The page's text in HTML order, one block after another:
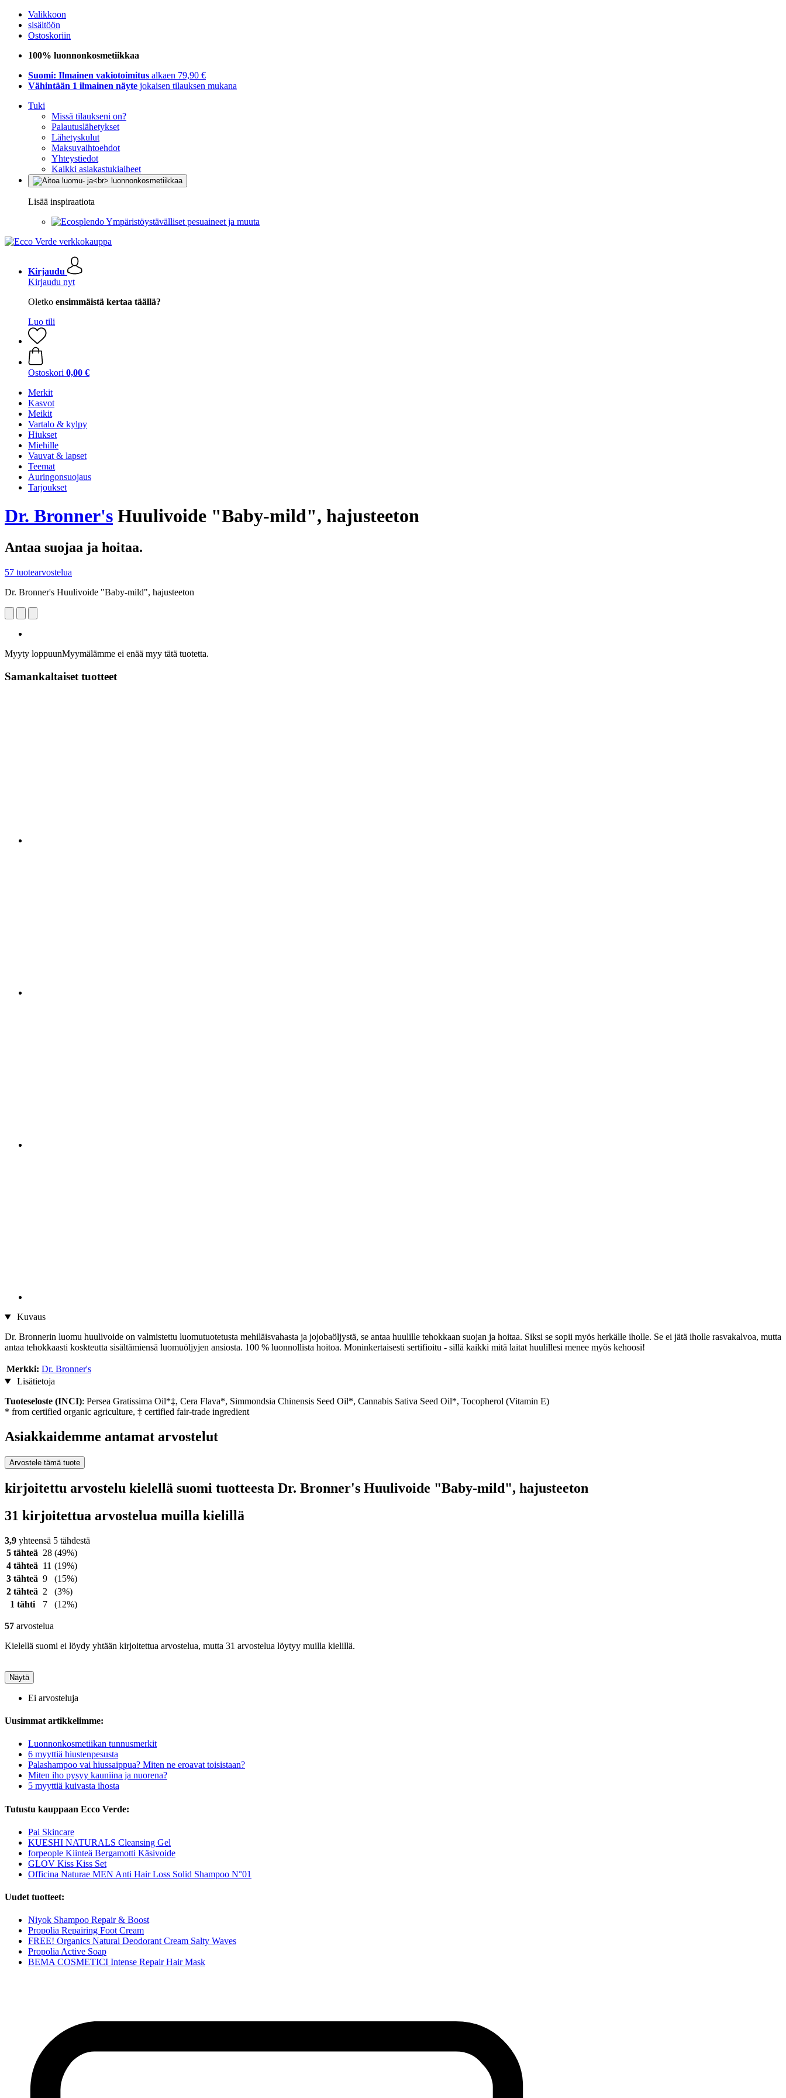
Valikkoon
sisältöön
Ostoskoriin
100% luonnonkosmetiikkaa
Suomi: Ilmainen vakiotoimitus alkaen 79,90 €
Vähintään 1 ilmainen näyte jokaisen tilauksen mukana
Tuki
Missä tilaukseni on?
Palautuslähetykset
Lähetyskulut
Maksuvaihtoehdot
Yhteystiedot
Kaikki asiakastukiaiheet
Lisää inspiraatiota
Ympäristöystävälliset pesuaineet ja muuta
Kirjaudu
Kirjaudu nyt
Oletko ensimmäistä kertaa täällä?
Luo tili
Ostoskori 0,00 €
Merkit
Kasvot
Meikit
Vartalo & kylpy
Hiukset
Miehille
Vauvat & lapset
Teemat
Auringonsuojaus
Tarjoukset
Dr. Bronner's Huulivoide "Baby-mild", hajusteeton
Antaa suojaa ja hoitaa.
57 tuotearvostelua
Dr. Bronner's Huulivoide "Baby-mild", hajusteeton
Myyty loppuunMyymälämme ei enää myy tätä tuotetta.
Samankaltaiset tuotteet
Kuvaus
Dr. Bronnerin luomu huulivoide on valmistettu luomutuotetusta mehiläisvahasta ja jojobaöljystä, se antaa huulille tehokkaan suojan ja hoitaa. Siksi se sopii myös herkälle iholle. Se ei jätä iholle rasvakalvoa, mutta
antaa tehokkaasti koskteutta sisältämiensä luomuöljyjen ansiosta. 100 % luonnollista hoitoa. Moninkertaisesti sertifioitu - sillä kaikki mitä laitat huulillesi menee myös kehoosi!
Merkki: Dr. Bronner's
Lisätietoja
Tuoteseloste (INCI): Persea Gratissima Oil*‡, Cera Flava*, Simmondsia Chinensis Seed Oil*, Cannabis Sativa Seed Oil*, Tocopherol (Vitamin E)
* from certified organic agriculture, ‡ certified fair-trade ingredient
Asiakkaidemme antamat arvostelut
Arvostele tämä tuote
kirjoitettu arvostelu kielellä suomi tuotteesta Dr. Bronner's Huulivoide "Baby-mild", hajusteeton
31 kirjoitettua arvostelua muilla kielillä
3,9 yhteensä 5 tähdestä
5 tähteä 28 (49%)
4 tähteä 11 (19%)
3 tähteä 9
(15%)
2 tähteä 2
(3%)
1 tähti
7 (12%)
57 arvostelua
Kielellä suomi ei löydy yhtään kirjoitettua arvostelua, mutta 31 arvostelua löytyy muilla kielillä.
Näytä
Ei arvosteluja
Uusimmat artikkelimme:
Luonnonkosmetiikan tunnusmerkit
6 myyttiä hiustenpesusta
Palashampoo vai hiussaippua? Miten ne eroavat toisistaan?
Miten iho pysyy kauniina ja nuorena?
5 myyttiä kuivasta ihosta
Tutustu kauppaan Ecco Verde:
Pai Skincare
KUESHI NATURALS Cleansing Gel
forpeople Kiinteä Bergamotti Käsivoide
GLOV Kiss Kiss Set
Officina Naturae MEN Anti Hair Loss Solid Shampoo N°01
Uudet tuotteet:
Niyok Shampoo Repair & Boost
Propolia Repairing Foot Cream
FREE! Organics Natural Deodorant Cream Salty Waves
Propolia Active Soap
BEMA COSMETICI Intense Repair Hair Mask